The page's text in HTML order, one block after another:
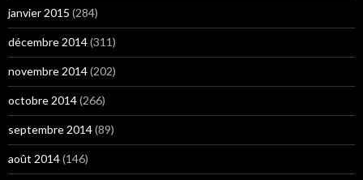
janvier 2015 (284)
décembre 2014(311)
novembre 2014(202)
octobre 2014(266)
septembre 2014(89)
août 2014(146)